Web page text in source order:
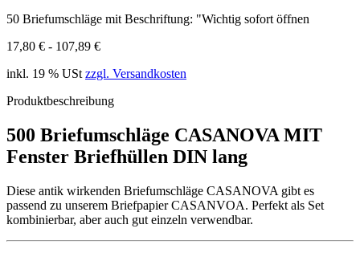
50 Briefumschläge mit Beschriftung: "Wichtig sofort öffnen
17,80 € - 107,89 €
inkl. 19 % USt zzgl. Versandkosten
Produktbeschreibung
500 Briefumschläge CASANOVA MIT
Fenster Briefhüllen DIN lang
Diese antik wirkenden Briefumschläge CASANOVA gibt es
passend zu unserem Briefpapier CASANVOA. Perfekt als Set
kombinierbar, aber auch gut einzeln verwendbar.